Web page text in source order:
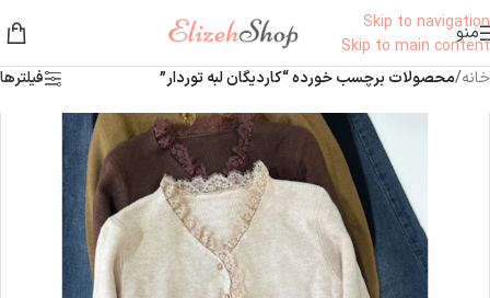
Skip to navigation
Skip to main content
منو
خانه/محصولات برچسب خورده “کاردیگان لبه توردار” فیلترها